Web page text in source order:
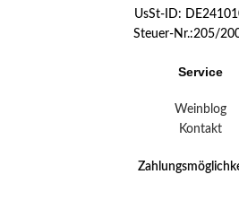
UsSt-ID:
Steuer-Nr.:205/
Service
Weinblog
Kontakt